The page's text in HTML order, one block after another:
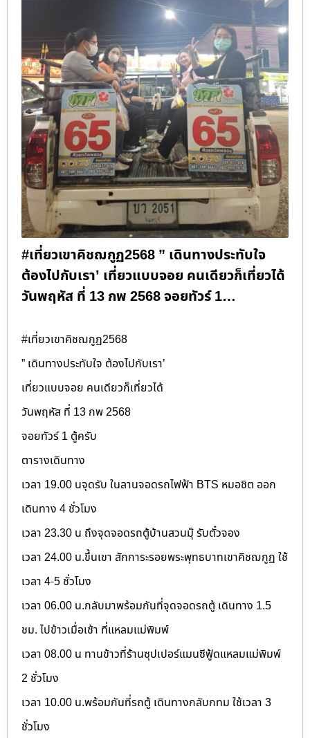
#เที่ยวเขาคิชฌกูฏ2568 ” เดินทางประทับใจ
ต้องไปกับเรา’ เที่ยวแบบจอย คนเดียวก็เที่ยวได้
วันพฤหัส ที่ 13 กพ 2568 จอยทัวร์ 1…
#เที่ยวเขาคิชฌกูฏ2568
” เดินทางประทับใจ ต้องไปกับเรา’
เที่ยวแบบจอย คนเดียวก็เที่ยวได้
วันพฤหัส ที่ 13 กพ 2568
จอยทัวร์ 1 ตู้ครับ
ตารางเดินทาง
เวลา 19.00 นจุดรับ ในลานจอดรถไฟฟ้า BTS หมอชิต ออก
เดินทาง 4 ชั่วโมง
เวลา 23.30 น ถึงจุดจอดรถตู้บ้านสวนมุ๊ รับตั๋วจอง
เวลา 24.00 น.ขึ้นเขา สักการะรอยพระพุทธบาทเขาคิชฌกูฏ ใช้
เวลา 4-5 ชั่วโมง
เวลา 06.00 น.กลับมาพร้อมกันที่จุดจอดรถตู้ เดินทาง 1.5
ชม. ไปข้าวเมื่อเช้า ที่แหลมแม่พิมพ์
เวลา 08.00 น ทานข้าวที่ร้านซุปเปอร์แมนซีฟู้ดแหลมแม่พิมพ์
2 ชั่วโมง
เวลา 10.00 น.พร้อมกันที่รถตู้ เดินทางกลับกทม ใช้เวลา 3
ชั่วโมง